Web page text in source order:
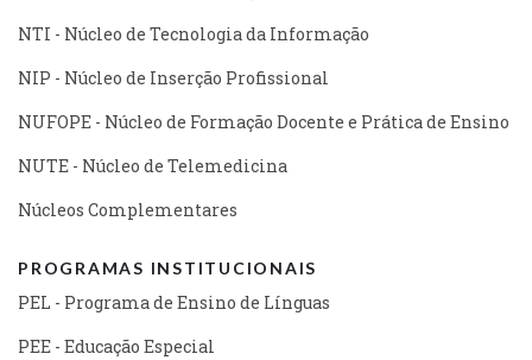
NTI - Núcleo de Tecnologia da Informação
NIP - Núcleo de Inserção Profissional
NUFOPE - Núcleo de Formação Docente e Prática de Ensino
NUTE - Núcleo de Telemedicina
Núcleos Complementares
PROGRAMAS INSTITUCIONAIS
PEL - Programa de Ensino de Línguas
PEE - Educação Especial